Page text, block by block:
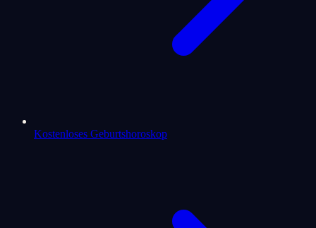
Kostenloses Geburtshoroskop